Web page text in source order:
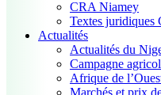
CRA Niamey
Textes juridiques
Actualités
Actualités du
Campagne
Afrique de
Marchés et prix